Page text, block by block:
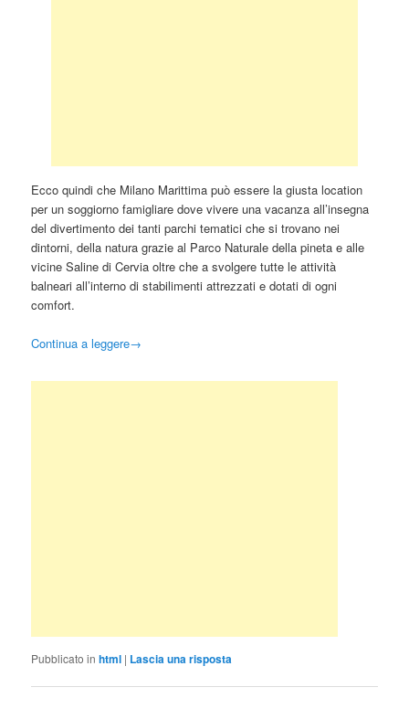
Ecco quindi che Milano Marittima può essere la giusta location
per un soggiorno famigliare dove vivere una vacanza all’insegna
del divertimento dei tanti parchi tematici che si trovano nei
dintorni, della natura grazie al Parco Naturale della pineta e alle
vicine Saline di Cervia oltre che a svolgere tutte le attività
balneari all’interno di stabilimenti attrezzati e dotati di ogni
comfort.
Continua a leggere→
Pubblicato in html | Lascia una risposta